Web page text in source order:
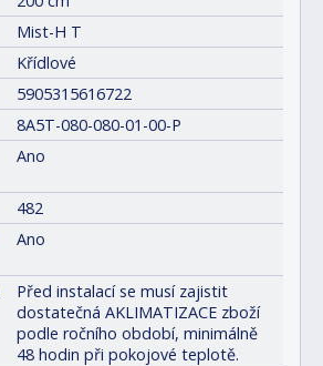
Mist-H T
Křídlové
5905315616722
8A5T-080-080-01-00-P
Ano
482
Ano
Před instalací se musí zajistit
dostatečná AKLIMATIZACE zboží
podle ročního období, minimálně
48 hodin při pokojové teplotě.